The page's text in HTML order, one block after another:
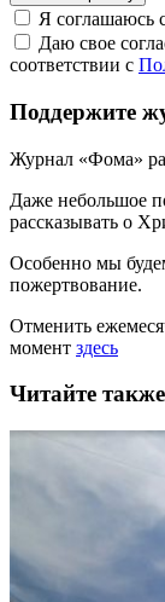
Я соглашаюсь
Даю свое
соответствии с
Поддержите
Журнал «Фома»
Даже небольшое
рассказывать о
Особенно мы
пожертвование.
Отменить
момент здесь
Читайте также